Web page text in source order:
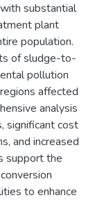
substantial
plant
population.
of sludge-to-
pollution
affected
analysis
significant cost
and increased
support the
to enhance